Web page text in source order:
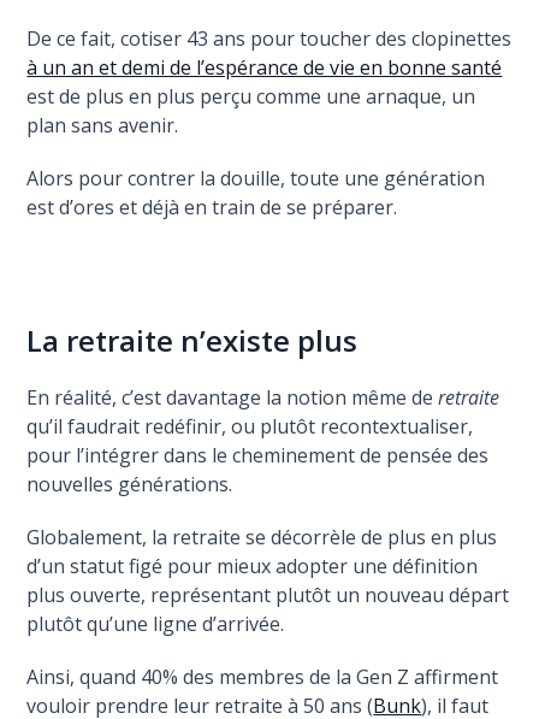
De ce fait, cotiser 43 ans pour toucher des clopinettes
à un an et demi de l’espérance de vie en bonne santé
est de plus en plus perçu comme une arnaque, un
plan sans avenir.
Alors pour contrer la douille, toute une génération
est d’ores et déjà en train de se préparer.
La retraite n’existe plus
En réalité, c’est davantage la notion même deretraite
qu’il faudrait redéfinir, ou plutôt recontextualiser,
pour l’intégrer dans le cheminement de pensée des
nouvelles générations.
Globalement, la retraite se décorrèle de plus en plus
d’un statut figé pour mieux adopter une définition
plus ouverte, représentant plutôt un nouveau départ
plutôt qu’une ligne d’arrivée.
Ainsi, quand 40% des membres de la Gen Z affirment
vouloir prendre leur retraite à 50 ans (Bunk), il faut